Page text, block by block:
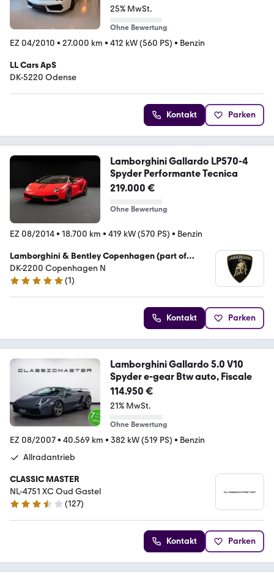
25% MwSt.
Ohne Bewertung
EZ 04/2010 • 27.000 km • 412 kW (560 PS) • Benzin
LL Cars ApS
DK-5220 Odense
Kontakt Parken
Lamborghini Gallardo LP570-4
Spyder Performante Tecnica
219.000 €
Ohne Bewertung
EZ 08/2014• 18.700 km • 419 kW (570 PS) • Benzin
Lamborghini & Bentley Copenhagen (part of
Semler Premium A/S)
DK-2200 Copenhagen N
5 Sterne
(1)
Kontakt Parken
Lamborghini Gallardo 5.0 V10
Spyder e-gear Btw auto, Fiscale
114.950 €
21% MwSt.
Ohne Bewertung
EZ 08/2007• 40.569 km • 382 kW (519 PS) • Benzin
Allradantrieb
CLASSIC MASTER
NL-4751 XC Oud Gastel
3.5 Sterne
(127)
Kontakt Parken